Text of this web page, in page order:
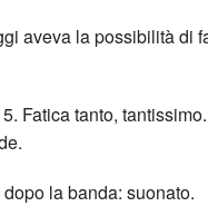
aveva la possibilità di
5. Fatica tanto,
la banda: suonato.